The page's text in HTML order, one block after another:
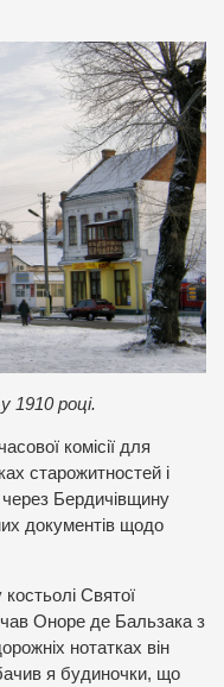
1910 році.
комісії для
старожитностей і
Бердичівщину
документів щодо
Святої
Оноре де Бальзака з
нотатках він
я будиночки, що